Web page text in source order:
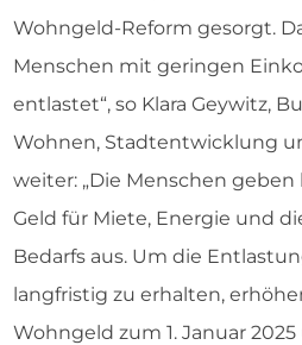
Wohngeld-Reform gesorgt.
Menschen mit geringen
entlastet“, so Klara Geywitz,
Wohnen, Stadtentwicklung
weiter: „Die Menschen
Geld für Miete, Energie und
Bedarfs aus. Um die
langfristig zu erhalten,
Wohngeld zum 1. Januar